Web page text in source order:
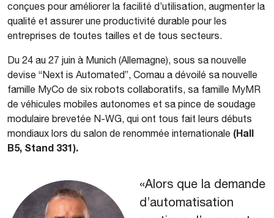
conçues pour améliorer la facilité d’utilisation, augmenter la
qualité et assurer une productivité durable pour les
entreprises de toutes tailles et de tous secteurs.
Du 24 au 27 juin à Munich (Allemagne), sous sa nouvelle
devise “Next is Automated”, Comau a dévoilé sa nouvelle
famille MyCo de six robots collaboratifs, sa famille MyMR
de véhicules mobiles autonomes et sa pince de soudage
modulaire brevetée N-WG, qui ont tous fait leurs débuts
mondiaux lors du salon de renommée internationale (Hall
B5, Stand 331).
«Alors que la demande
d’automatisation